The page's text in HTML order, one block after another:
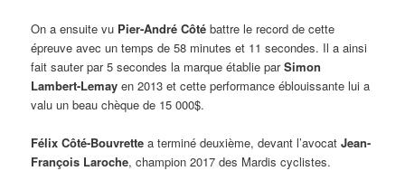
On a ensuite vu Pier-André Côté battre le record de cette
épreuve avec un temps de 58 minutes et 11 secondes. Il a ainsi
fait sauter par 5 secondes la marque établie parSimon
Lambert-Lemay en 2013 et cette performance éblouissante lui a
valu un beau chèque de 15 000$.
Félix Côté-Bouvrette a terminé deuxième, devant l’avocatJean-
François Laroche, champion 2017 des Mardis cyclistes.